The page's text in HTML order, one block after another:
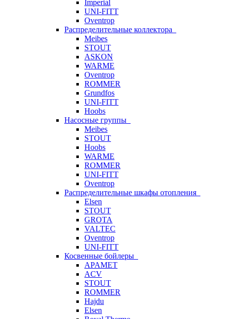
Imperial
UNI-FITT
Oventrop
Распределительные коллектора
Meibes
STOUT
ASKON
WARME
Oventrop
ROMMER
Grundfos
UNI-FITT
Hoobs
Насосные группы
Meibes
STOUT
Hoobs
WARME
ROMMER
UNI-FITT
Oventrop
Распределительные шкафы отопления
Elsen
STOUT
GROTA
VALTEC
Oventrop
UNI-FITT
Косвенные бойлеры
APAMET
ACV
STOUT
ROMMER
Hajdu
Elsen